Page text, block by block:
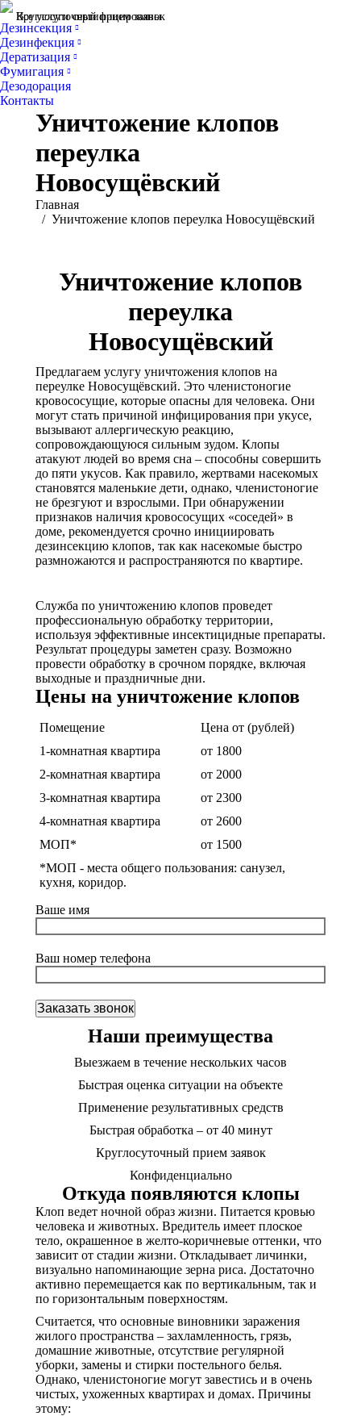
Все услуги сертифицированы
Круглосуточный прием заявок
Дезинсекция
Дезинфекция
Дератизация
Фумигация
Дезодорация
Контакты
Уничтожение клопов
переулка
Новосущёвский
Вы здесь:
Главная
Уничтожение клопов переулка Новосущёвский
Уничтожение клопов
переулка
Новосущёвский
Предлагаем услугу уничтожения клопов на
переулке Новосущёвский. Это членистоногие
кровососущие, которые опасны для человека. Они
могут стать причиной инфицирования при укусе,
вызывают аллергическую реакцию,
сопровождающуюся сильным зудом. Клопы
атакуют людей во время сна – способны совершить
до пяти укусов. Как правило, жертвами насекомых
становятся маленькие дети, однако, членистоногие
не брезгуют и взрослыми. При обнаружении
признаков наличия кровососущих «соседей» в
доме, рекомендуется срочно инициировать
дезинсекцию клопов, так как насекомые быстро
размножаются и распространяются по квартире.
Служба по уничтожению клопов проведет
профессиональную обработку территории,
используя эффективные инсектицидные препараты.
Результат процедуры заметен сразу. Возможно
провести обработку в срочном порядке, включая
выходные и праздничные дни.
Цены на уничтожение клопов
Помещение
Цена от (рублей)
1-комнатная квартира
от 1800
2-комнатная квартира
от 2000
3-комнатная квартира
от 2300
4-комнатная квартира
от 2600
МОП*
от 1500
*МОП - места общего пользования: санузел,
кухня, коридор.
Ваше имя
Ваш номер телефона
Наши преимущества
Выезжаем в течение нескольких часов
Быстрая оценка ситуации на объекте
Применение результативных средств
Быстрая обработка – от 40 минут
Круглосуточный прием заявок
Конфиденциально
Откуда появляются клопы
Клоп ведет ночной образ жизни. Питается кровью
человека и животных. Вредитель имеет плоское
тело, окрашенное в желто-коричневые оттенки, что
зависит от стадии жизни. Откладывает личинки,
визуально напоминающие зерна риса. Достаточно
активно перемещается как по вертикальным, так и
по горизонтальным поверхностям.
Считается, что основные виновники заражения
жилого пространства – захламленность, грязь,
домашние животные, отсутствие регулярной
уборки, замены и стирки постельного белья.
Однако, членистоногие могут завестись и в очень
чистых, ухоженных квартирах и домах. Причины
этому: